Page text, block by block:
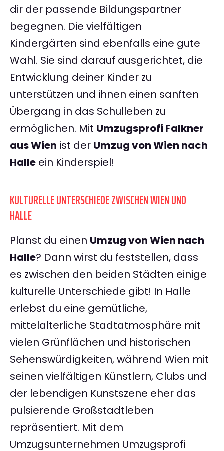
dir der passende Bildungspartner
begegnen. Die vielfältigen
Kindergärten sind ebenfalls eine gute
Wahl. Sie sind darauf ausgerichtet, die
Entwicklung deiner Kinder zu
unterstützen und ihnen einen sanften
Übergang in das Schulleben zu
ermöglichen. Mit Umzugsprofi Falkner
aus Wien ist der Umzug von Wien nach
Halle ein Kinderspiel!
KULTURELLE UNTERSCHIEDE ZWISCHEN WIEN UND
HALLE
Planst du einen Umzug von Wien nach
Halle? Dann wirst du feststellen, dass
es zwischen den beiden Städten einige
kulturelle Unterschiede gibt! In Halle
erlebst du eine gemütliche,
mittelalterliche Stadtatmosphäre mit
vielen Grünflächen und historischen
Sehenswürdigkeiten, während Wien mit
seinen vielfältigen Künstlern, Clubs und
der lebendigen Kunstszene eher das
pulsierende Großstadtleben
repräsentiert. Mit dem
Umzugsunternehmen Umzugsprofi